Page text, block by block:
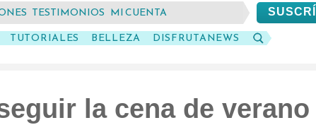
TUTORIALES BELLEZA
DISFRUTANEWS
TESTIMONIOS MI CUENTA
la cena de verano